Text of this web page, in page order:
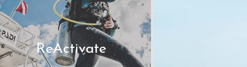
ReActivate